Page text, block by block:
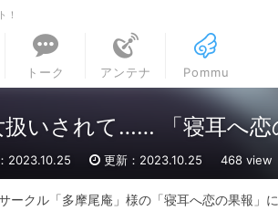
！
トーク アンテナ Pommu
扱いされて…… 「寝耳へ恋
2023.10.25 更新：2023.10.25 468 view
ークル「多摩尾庵」様の「寝耳へ恋の果報」に